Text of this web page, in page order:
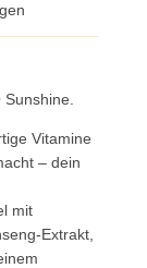
€.
Vitamine
– dein
mit
Extrakt,